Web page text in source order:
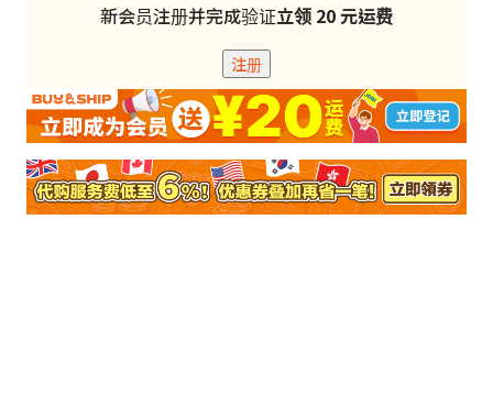
新会员注册并完成验证立领 20 元运费
注册